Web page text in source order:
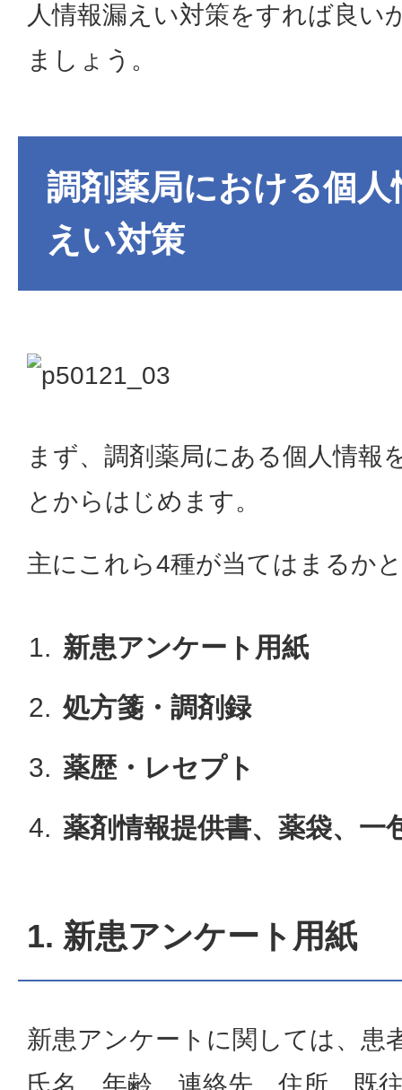
人情報漏えい対策をすれば良い
ましょう。
調剤薬局における個人
えい対策
まず、調剤薬局にある個人情報
とからはじめます。
主にこれら4種が当てはまるか
新患アンケート用紙
処方箋・調剤録
薬歴・レセプト
薬剤情報提供書、薬袋、一
1. 新患アンケート用紙
新患アンケートに関しては、患
氏名、年齢、連絡先、住所、既